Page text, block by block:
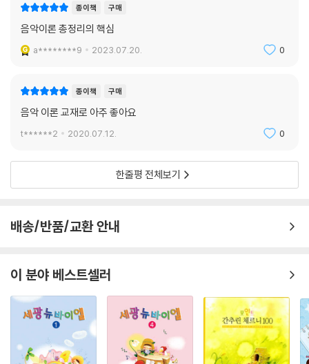
종이책 구매
음악이론 총정리의 핵심
a********9 2023.07.20. 0
종이책 구매
음악 이론 교재로 아주 좋아요
t******2 2020.07.12. 0
한줄평 전체보기
배송/반품/교환 안내
이 분야 베스트셀러